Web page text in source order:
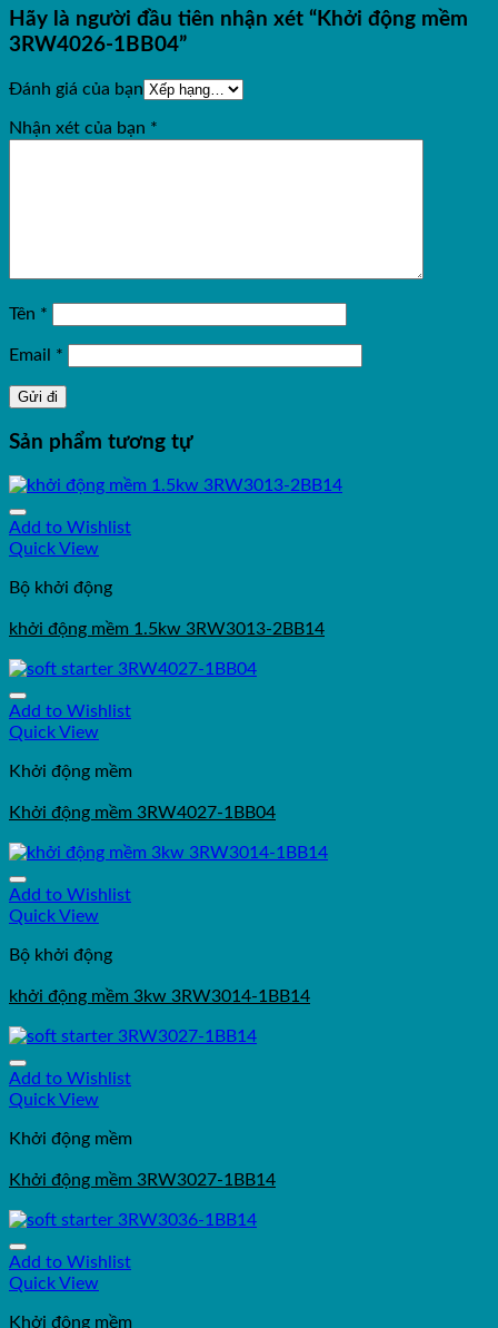
Hãy là người đầu tiên nhận xét “Khởi động mềm
3RW4026-1BB04”
Đánh giá của bạn
Nhận xét của bạn *
Tên *
Email *
Sản phẩm tương tự
Add to Wishlist
Quick View
Bộ khởi động
khởi động mềm 1.5kw 3RW3013-2BB14
Add to Wishlist
Quick View
Khởi động mềm
Khởi động mềm 3RW4027-1BB04
Add to Wishlist
Quick View
Bộ khởi động
khởi động mềm 3kw 3RW3014-1BB14
Add to Wishlist
Quick View
Khởi động mềm
Khởi động mềm 3RW3027-1BB14
Add to Wishlist
Quick View
Khởi động mềm